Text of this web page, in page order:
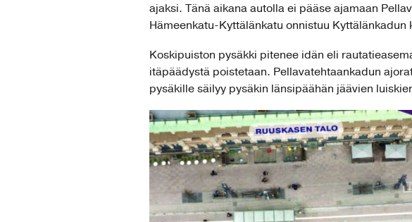
ajaksi. Tänä aikana autolla ei pääse ajamaan
Hämeenkatu-Kyttälänkatu onnistuu
Koskipuiston pysäkki pitenee idän eli
itäpäädystä poistetaan. Pellavatehtaankadun
pysäkille säilyy pysäkin länsipäähän jäävien